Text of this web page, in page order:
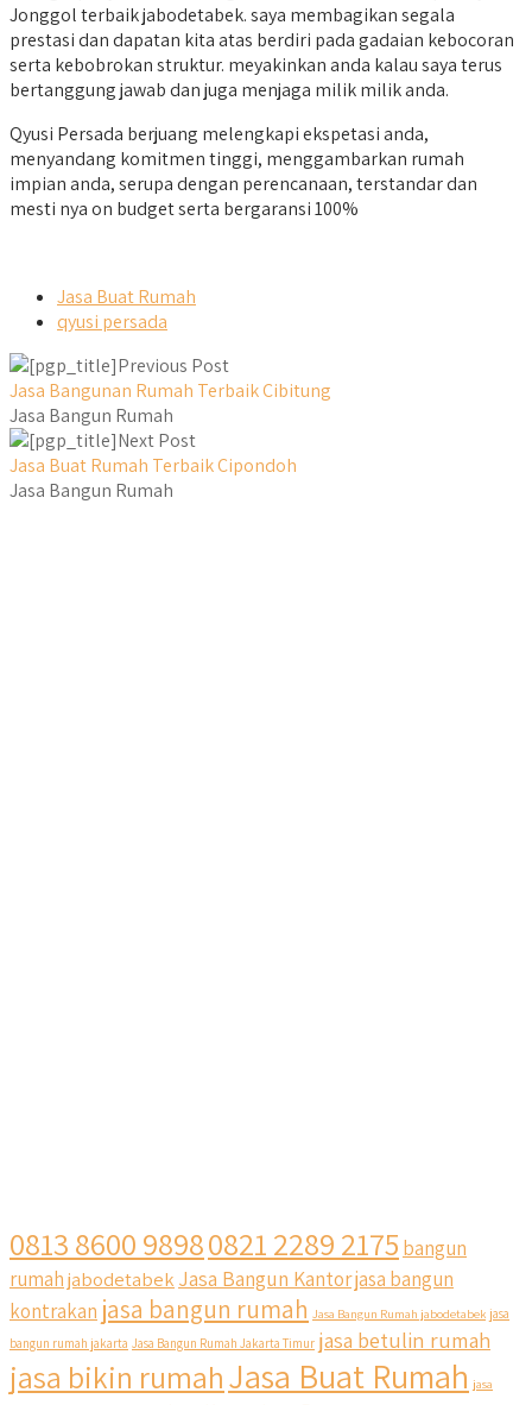
Jonggol terbaik jabodetabek. saya membagikan segala
prestasi dan dapatan kita atas berdiri pada gadaian kebocoran
serta kebobrokan struktur. meyakinkan anda kalau saya terus
bertanggung jawab dan juga menjaga milik milik anda.
Qyusi Persada berjuang melengkapi ekspetasi anda,
menyandang komitmen tinggi, menggambarkan rumah
impian anda, serupa dengan perencanaan, terstandar dan
mesti nya on budget serta bergaransi 100%
Jasa Buat Rumah
qyusi persada
Previous Post
Jasa Bangunan Rumah Terbaik Cibitung
Jasa Bangun Rumah
Next Post
Jasa Buat Rumah Terbaik Cipondoh
Jasa Bangun Rumah
0813 8600 98980821 2289 2175 bangun
rumahjabodetabek Jasa Bangun Kantorjasa bangun
kontrakan jasa bangun rumah Jasa Bangun Rumah jabodetabek jasa
bangun rumah jakarta Jasa Bangun Rumah Jakarta Timur jasa betulin rumah
jasa bikin rumahJasa Buat Rumah jasa